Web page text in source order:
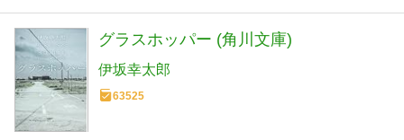
グラスホッパー (角川文庫)
伊坂幸太郎
63525